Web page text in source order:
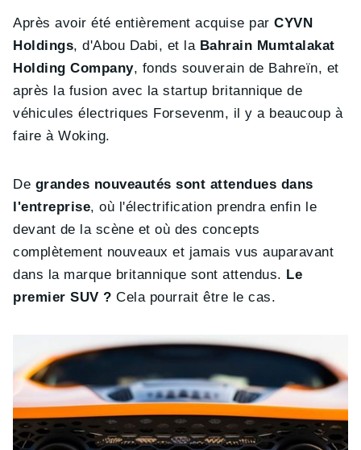
Après avoir été entièrement acquise parCYVN
Holdings, d'Abou Dabi, et la Bahrain Mumtalakat
Holding Company, fonds souverain de Bahreïn, et
après la fusion avec la startup britannique de
véhicules électriques Forsevenm, il y a beaucoup à
faire à Woking.
De grandes nouveautés sont attendues dans
l'entreprise, où l'électrification prendra enfin le
devant de la scène et où des concepts
complètement nouveaux et jamais vus auparavant
dans la marque britannique sont attendus. Le
premier SUV ? Cela pourrait être le cas.